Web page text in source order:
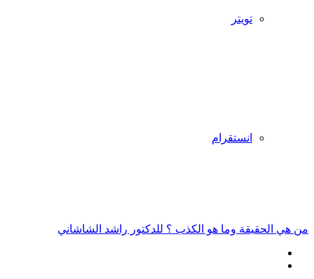
تويتر
انستقرام
من هي الحقيقة وما هو الكذب ؟ للدكتور راشد الشاشاني